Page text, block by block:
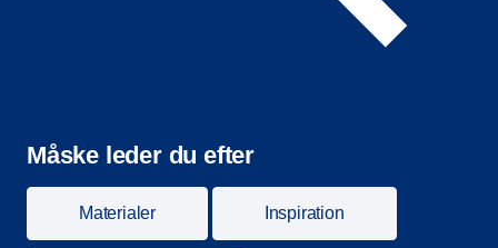
Måske leder du efter
Materialer Inspiration